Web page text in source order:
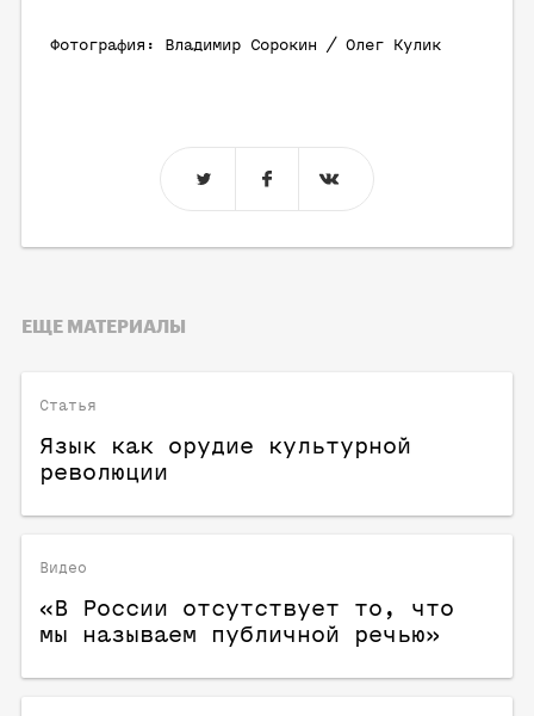
Фотография: Владимир Сорокин / Олег Кулик
ЕЩЕ МАТЕРИАЛЫ
Статья
Язык как орудие культурной
революции
Видео
«В России отсутствует то, что
мы называем публичной речью»